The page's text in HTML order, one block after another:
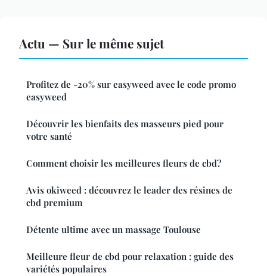
Actu — Sur le même sujet
Profitez de -20% sur easyweed avec le code promo
easyweed
Découvrir les bienfaits des masseurs pied pour
votre santé
Comment choisir les meilleures fleurs de cbd?
Avis okiweed : découvrez le leader des résines de
cbd premium
Détente ultime avec un massage Toulouse
Meilleure fleur de cbd pour relaxation : guide des
variétés populaires